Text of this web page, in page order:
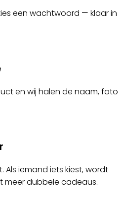
een wachtwoord — klaar in
en wij halen de naam, foto
Als iemand iets kiest, wordt
meer dubbele cadeaus.